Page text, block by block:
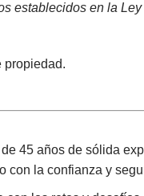
establecidos en la
propiedad.
45 años de sólida
la confianza y